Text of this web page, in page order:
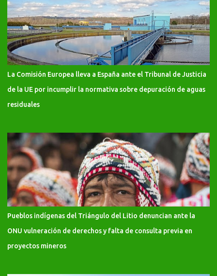
La Comisión Europea lleva a España ante el Tribunal de Justicia
de la UE por incumplir la normativa sobre depuración de aguas
residuales
Pueblos indígenas del Triángulo del Litio denuncian ante la
ONU vulneración de derechos y falta de consulta previa en
proyectos mineros